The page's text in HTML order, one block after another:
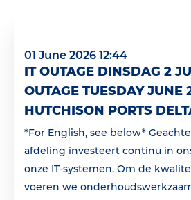
01 June 2026 12:44
IT OUTAGE DINSDAG 2
OUTAGE TUESDAY JUNE
HUTCHISON PORTS
*For English, see below*
afdeling investeert continu in
onze IT-systemen. Om de
voeren we